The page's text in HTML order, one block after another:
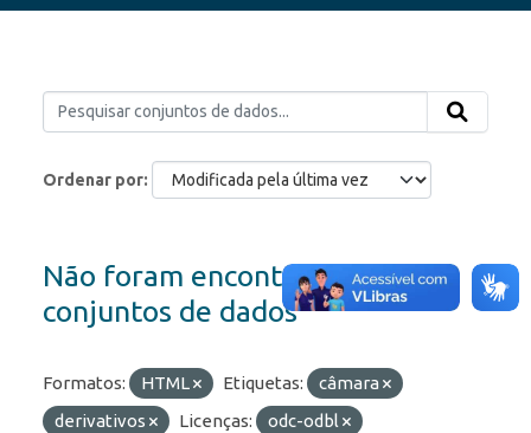
Ordenar por
Não foram encontrados
conjuntos de dados
Formatos: HTML Etiquetas:
câmara
derivativos
Licenças: odc-odbl